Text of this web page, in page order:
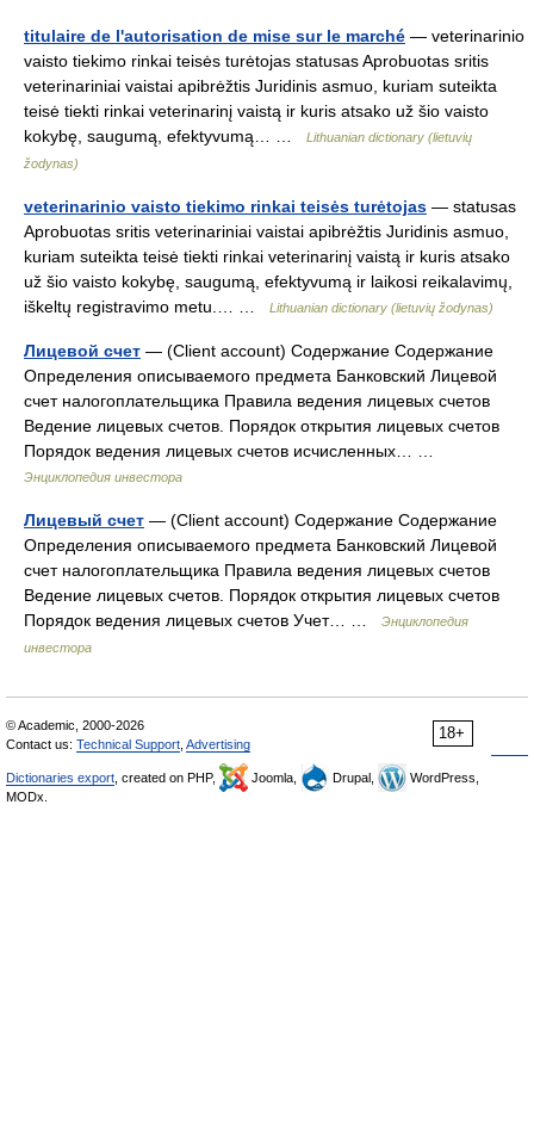
titulaire de l'autorisation de mise sur le marché — veterinarinio
vaisto tiekimo rinkai teisės turėtojas statusas Aprobuotas sritis
veterinariniai vaistai apibrėžtis Juridinis asmuo, kuriam suteikta
teisė tiekti rinkai veterinarinį vaistą ir kuris atsako už šio vaisto
kokybę, saugumą, efektyvumą… …
Lithuanian dictionary (lietuvių
žodynas)
veterinarinio vaisto tiekimo rinkai teisės turėtojas — statusas
Aprobuotas sritis veterinariniai vaistai apibrėžtis Juridinis asmuo,
kuriam suteikta teisė tiekti rinkai veterinarinį vaistą ir kuris atsako
už šio vaisto kokybę, saugumą, efektyvumą ir laikosi reikalavimų,
iškeltų registravimo metu.… …
Lithuanian dictionary (lietuvių žodynas)
Лицевой счет — (Client account) Содержание Содержание
Определения описываемого предмета Банковский Лицевой
счет налогоплательщика Правила ведения лицевых счетов
Ведение лицевых счетов. Порядок открытия лицевых счетов
Порядок ведения лицевых счетов исчисленных… …
Энциклопедия инвестора
Лицевый счет — (Client account) Содержание Содержание
Определения описываемого предмета Банковский Лицевой
счет налогоплательщика Правила ведения лицевых счетов
Ведение лицевых счетов. Порядок открытия лицевых счетов
Порядок ведения лицевых счетов Учет… …
Энциклопедия
инвестора
18+
© Academic, 2000-2026
Contact us: Technical Support Advertising
Dictionaries export , created on PHP, Joomla, Drupal,
WordPress,
MODx.